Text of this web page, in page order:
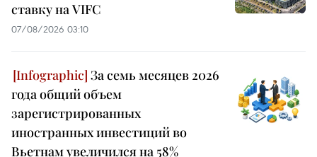
ставку на VIFC
07/08/2026 03:10
За семь месяцев 2026
года общий объем
зарегистрированных
иностранных инвестиций во
Вьетнам увеличился на 58%